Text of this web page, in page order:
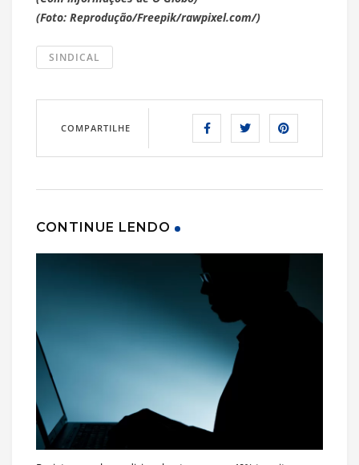
(Foto: Reprodução/Freepik/rawpixel.com/)
SINDICAL
COMPARTILHE
CONTINUE LENDO